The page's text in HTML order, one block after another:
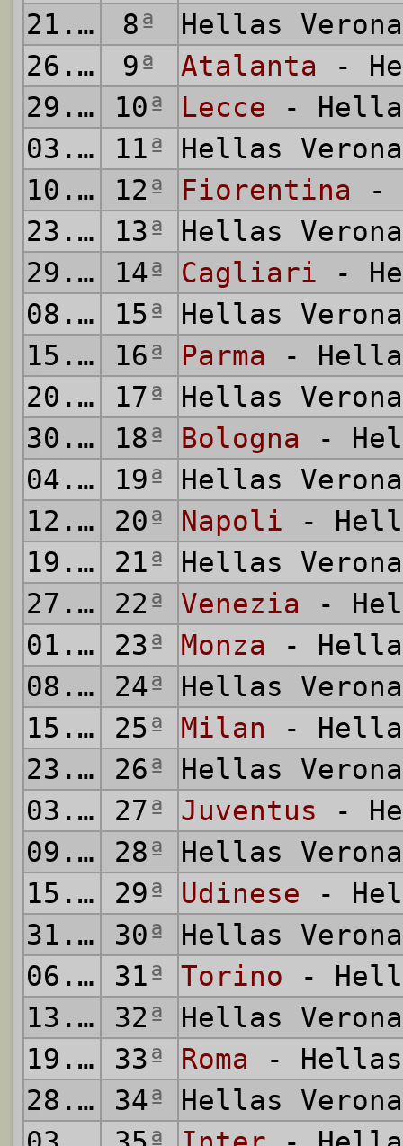
21.10.2024
8ª
Hellas
26.10.2024
9ª Atalanta -
29.10.2024
10ª Lecce -
03.11.2024
11ª
Hellas
10.11.2024
12ª Fiorentina -
23.11.2024
13ª
Hellas
29.11.2024
14ª Cagliari -
08.12.2024
15ª
Hellas
15.12.2024
16ª Parma -
20.12.2024
17ª
Hellas
30.12.2024
18ª Bologna -
04.01.2025
19ª
Hellas
12.01.2025
20ª Napoli -
19.01.2025
21ª
Hellas
27.01.2025
22ª Venezia -
01.02.2025
23ª Monza -
08.02.2025
24ª
Hellas
15.02.2025
25ª Milan -
23.02.2025
26ª
Hellas
03.03.2025
27ª Juventus -
09.03.2025
28ª
Hellas
15.03.2025
29ª Udinese -
31.03.2025
30ª
Hellas
06.04.2025
31ª Torino -
13.04.2025
32ª
Hellas
19.04.2025
33ª Roma - Hellas
28.04.2025
34ª
Hellas